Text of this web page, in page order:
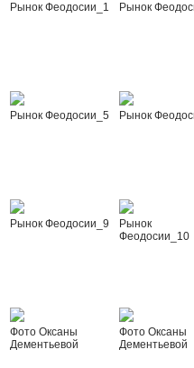
Рынок Феодосии_1 Рынок
Рынок Феодосии_5 Рынок
Рынок Феодосии_9
Рынок
Феодосии_10
Фото Оксаны
Дементьевой
Фото Оксаны
Дементьевой